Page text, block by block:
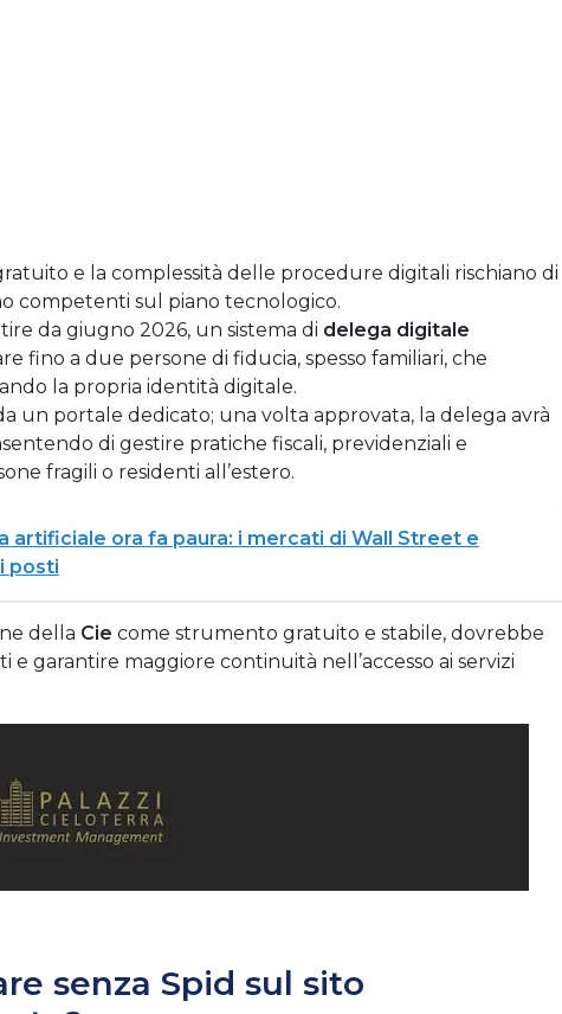
e la complessità delle procedure digitali rischiano di
competenti sul piano tecnologico.
da giugno 2026, un sistema di delega digitale
fino a due persone di fiducia, spesso familiari, che
la propria identità digitale.
un portale dedicato; una volta approvata, la delega avrà
di gestire pratiche fiscali, previdenziali e
fragili o residenti all’estero.
artificiale ora fa paura: i mercati di Wall Street e
posti
della Cie come strumento gratuito e stabile, dovrebbe
garantire maggiore continuità nell’accesso ai servizi
senza Spid sul sito